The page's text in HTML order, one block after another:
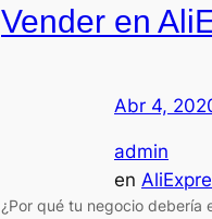
Vender en
Abr 4,
admin
en
¿Por qué tu negocio debería